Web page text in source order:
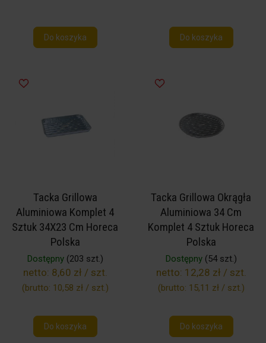
Do koszyka Do koszyka
Tacka Grillowa
Aluminiowa Komplet 4
Sztuk 34X23 Cm Horeca
Polska
Dostępny(203 szt.)
netto: 8,60 zł / szt.
(brutto: 10,58 zł / szt.)
Do koszyka
Tacka Grillowa Okrągła
Aluminiowa 34 Cm
Komplet 4 Sztuk Horeca
Polska
Dostępny(54 szt.)
netto: 12,28 zł / szt.
(brutto: 15,11 zł / szt.)
Do koszyka